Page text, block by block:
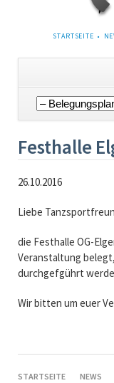
NAVIGATION
STARTSEITE
Navigation
überspringen
Festhalle
26.10.2016
Liebe
die Festhalle OG-
Veranstaltung
durchgefgührt
Wir bitten um euer
NAVIGATION
STARTSEITE NEWS